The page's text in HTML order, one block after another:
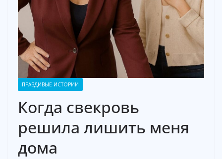
ПРАВДИВЫЕ ИСТОРИИ
Когда свекровь
решила лишить меня
дома